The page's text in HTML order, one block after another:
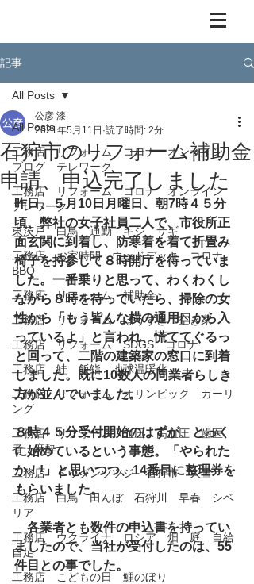
記事
All Posts
工務店 リフォーム コロナ オンライン
ブログ テレワーク
工務店 リフォーム コロナ オンライン
テレワーク
東茨戸 白鳥 通勤 キジ サギ
工務店 お家時間 ウッドデッキ コロナ
BBQ
工務店 リフォーム 補助金
工務店 リフォーム ほうずき 空き家
工務店 リフォーム SDGS コロナ
工務店 鮭 飯鮨 地球温暖化
工務店 リフォーム オリンピック カーリ
ング
工務店 リフォーム 血圧 高血圧 歯医
者 麻酔
工務店 ドウダンツツジ 石狩市 大雪
工務店 白鳥 田んぼ 石狩川 早春 シベ
リア
工務店 ウクライナ ロシア 畑 庭 自給
自足
工務店 こどもの日 鯉のぼり
All Posts
石狩市のリフォーム補助金
申請、申込完了しました
公彦 漆
2021年5月11日 読了時間: 2分
昨日、５月10日月曜日、朝7時４５分
頃、弊社の女子社員二人で、市役所正
面玄関に到着し、防寒着を着て折畳み
椅子を持参して８時開庁を待っていま
した。一番乗りと思って、わくわくし
ながら８時を待っていたら、掃除の女
性から「もう皆んな横の通用口から入
っているよ」と言われ、慌ててぐるっ
と回って、二階の建築家の窓口に到着
しました。既に10数人の同業者らしき
方が並んでいました。
８時４５分受付開始のはずが、とっく
に始めているという事態。「やられた
か！!」と思いつつ、14番目に整理券を
もらいました。
各業者とも数件の申込書を持ってい
ましたので、当社が受付したのは、55
件目との事でした。